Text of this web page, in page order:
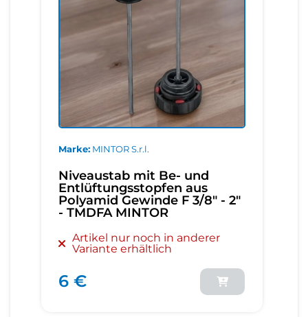
Marke MINTOR S.r.l.
Niveaustab mit Be- und
Entlüftungsstopfen aus
Polyamid Gewinde F 3/8" - 2"
- TMDFA MINTOR
Artikel nur noch in anderer
Variante erhältlich
6 €